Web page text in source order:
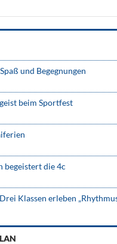
und Begegnungen
beim Sportfest
begeistert die 4c
Klassen erleben